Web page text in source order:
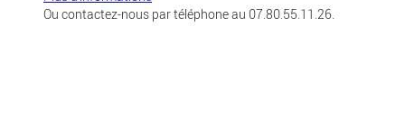
Ou contactez-nous par téléphone au 07.80.55.11.26.